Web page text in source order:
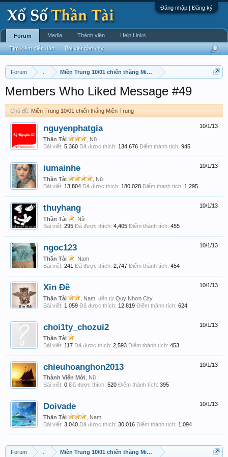
Đăng nhập | Đăng ký
Forum Miền Trung 10/01 chiến thắng Miền Trung
Members Who Liked Message #49
Chủ đề: Miền Trung 10/01 chiến thắng Miền Trung
10/1/13
nguyenphatgia
Thần Tài
, Nữ
Bài viết: 5,360 Đã được thích: 134,676 Điểm thành tích: 945
10/1/13
iumainhe
Thần Tài
, Nữ
Bài viết: 13,804 Đã được thích: 180,028 Điểm thành tích: 1,295
10/1/13
thuyhang
Thần Tài
, Nữ
Bài viết: 295 Đã được thích: 4,405 Điểm thành tích: 455
10/1/13
ngoc123
Thần Tài
, Nam
Bài viết: 241 Đã được thích: 2,747 Điểm thành tích: 454
10/1/13
Xin Đề
Thần Tài , Nam, đến từ Quy Nhơn City
Bài viết: 1,059 Đã được thích: 12,819 Điểm thành tích: 624
10/1/13
choi1ty_chozui2
Thần Tài
Bài viết: 117 Đã được thích: 2,593 Điểm thành tích: 453
10/1/13
chieuhoanghon2013
Thành Viên Mới , Nữ
Bài viết: 0 Đã được thích: 520 Điểm thành tích: 395
10/1/13
Doivade
Thần Tài
, Nam
Bài viết: 3,040 Đã được thích: 30,016 Điểm thành tích: 1,094
Forum Miền Trung 10/01 chiến thắng Miền Trung
Forum
Tìm kiếm diễn đàn Bài viết gần đây
Media Thành viên Help Links